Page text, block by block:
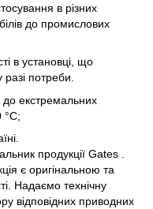
в різних
до промислових
в установці, що
разі потреби.
до екстремальних
°C;
продукції Gates .
є оригінальною та
Надаємо технічну
відповідних приводних